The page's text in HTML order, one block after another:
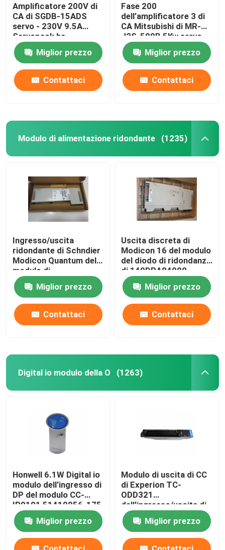
Amplificatore 200V di
CA di SGDB-15ADS
servo - 230V 9.5A
Servopack ha
introdotto 10 AMP
Miglior prezzo
Contattaci
Fase 200
dell'amplificatore 3 di
CA Mitsubishi di MR-
J2S-500B 5Kw servo -
230VAC 50/60Hz
Miglior prezzo
Contattaci
Modulo di alimentazione ridondante (1235)
Ingresso/uscita
ridondante di Schndier
Modicon Quantum del
modulo di
alimentazione
140DRC83000
Miglior prezzo
Contattaci
Uscita discreta di
Modicon 16 del modulo
del diodo di ridondanza
di 140DRA84000
Schneider
Miglior prezzo
Contattaci
Digital io modulo della O (1263)
Honwell 6.1W Digital io
modulo dell'ingresso di
DP del modulo CC-
IP0101 51410056-175
Profibus della O
Miglior prezzo
Modulo di uscita di CC
di Experion TC-
ODD321
dell'ingresso/uscita di
Honeywell 31.2VDC
DigitalMiglior prezzo